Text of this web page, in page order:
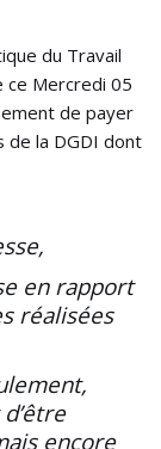
du Travail
ce Mercredi 05
de payer
de la DGDI dont
en rapport
réalisées
encore